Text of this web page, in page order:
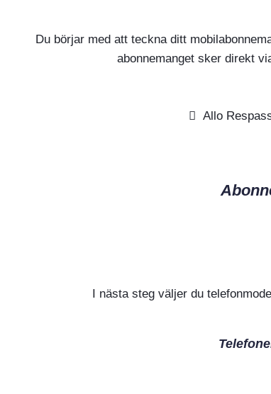
Du börjar med att teckna ditt
abonnemanget sker direkt
Allo
I nästa steg väljer du